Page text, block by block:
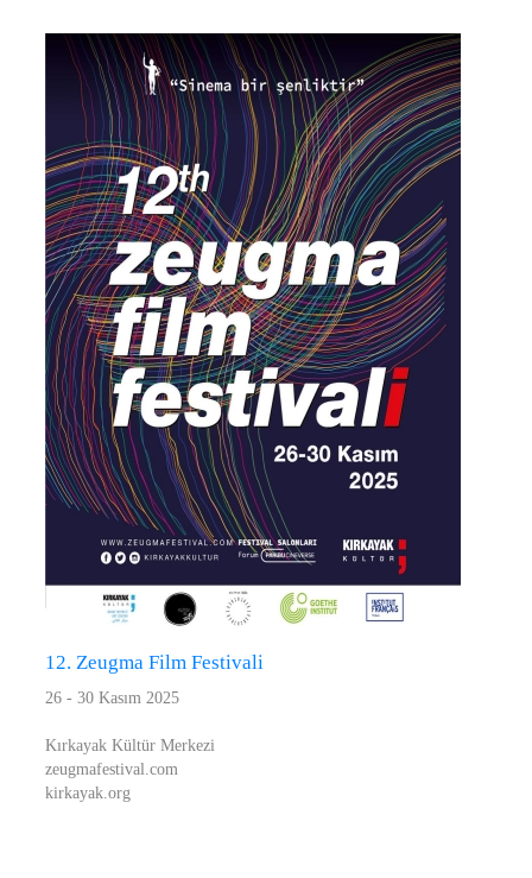
12. Zeugma Film Festivali
26 - 30 Kasım 2025
Kırkayak Kültür Merkezi
zeugmafestival.com
kirkayak.org